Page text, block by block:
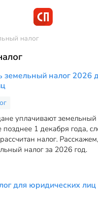
налог
земельный налог 2026
уплачивают земельный
позднее 1 декабря года,
налог.
налог за 2026 год.
для юридических